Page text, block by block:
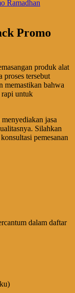
Promo
produk alat
proses tersebut
memastikan bahwa
rapi untuk
jasa
Silahkan
pemesanan
dalam daftar